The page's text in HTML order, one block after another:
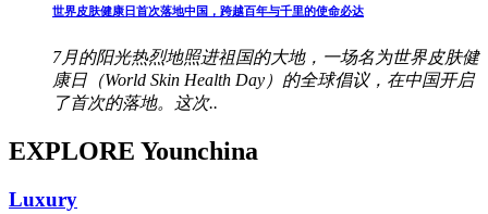
世界皮肤健康日首次落地中国，跨越百年与千里的使命必达
7月的阳光热烈地照进祖国的大地，一场名为世界皮肤健
康日（World Skin Health Day）的全球倡议，在中国开启
了首次的落地。这次..
EXPLORE Younchina
Luxury